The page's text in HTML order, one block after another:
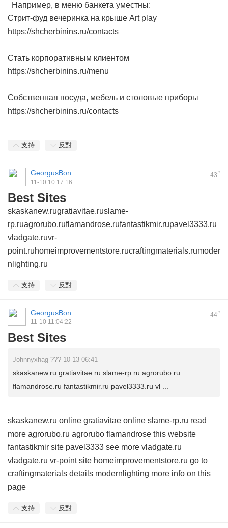
Например, в меню банкета уместны:
Стрит-фуд вечеринка на крыше Art play
https://shcherbinins.ru/contacts
Стать корпоративным клиентом
https://shcherbinins.ru/menu
Собственная посуда, мебель и столовые приборы
https://shcherbinins.ru/contacts
支持 反對
43#
GeorgusBon
11-10 10:17:16
Best Sites
skaskanew.rugratiavitae.ruslame-
rp.ruagrorubo.ruflamandrose.rufantastikmir.rupavel3333.ru
vladgate.ruvr-
point.ruhomeimprovementstore.rucraftingmaterials.rumoder
nlighting.ru
支持 反對
44#
GeorgusBon
11-10 11:04:22
Best Sites
Johnnyxhag ??? 10-13 06:41
skaskanew.ru gratiavitae.ru slame-rp.ru agrorubo.ru
flamandrose.ru fantastikmir.ru pavel3333.ru vl ...
skaskanew.ru online gratiavitae online slame-rp.ru read
more agrorubo.ru agrorubo flamandrose this website
fantastikmir site pavel3333 see more vladgate.ru
vladgate.ru vr-pointsite homeimprovementstore.ru go to
craftingmaterials details modernlighting more info on this
page
支持 反對